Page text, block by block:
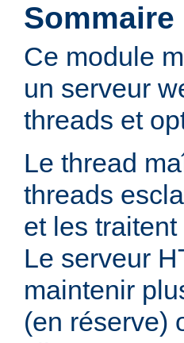
Sommaire
Ce module
un serveur
threads et
Le thread
threads
et les
Le serveur
maintenir
(en réserve)